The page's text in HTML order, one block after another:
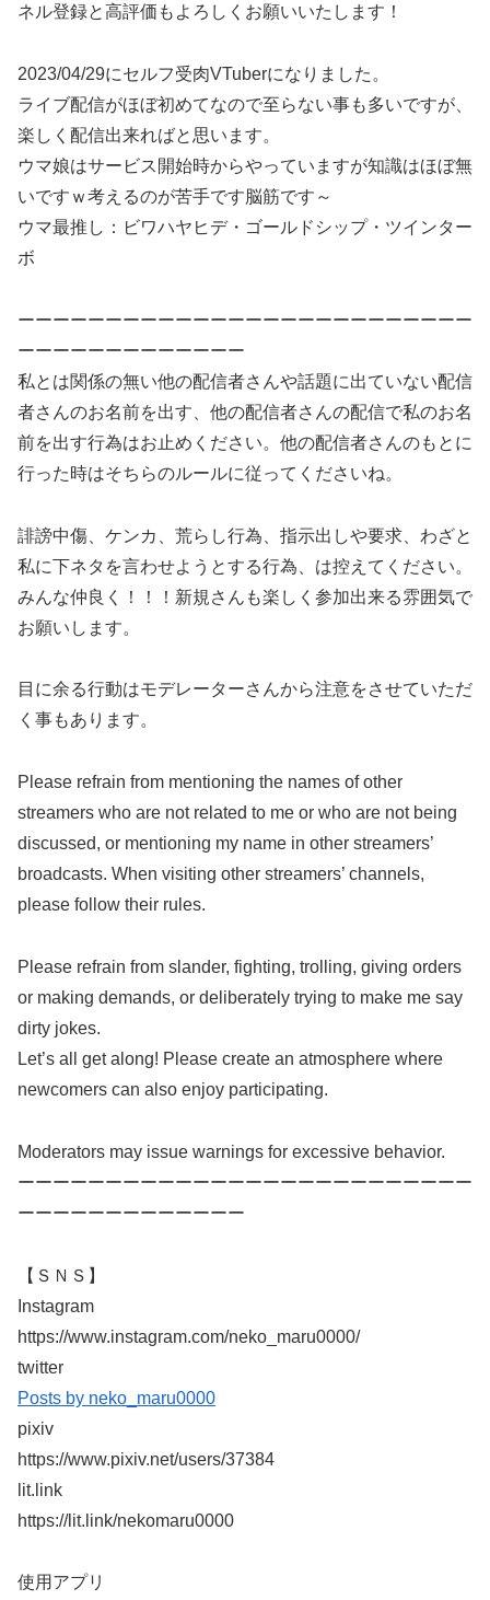
ネル登録と高評価もよろしくお願いいたします！
2023/04/29にセルフ受肉VTuberになりました。
ライブ配信がほぼ初めてなので至らない事も多いですが、
楽しく配信出来ればと思います。
ウマ娘はサービス開始時からやっていますが知識はほぼ無
いですｗ考えるのが苦手です脳筋です～
ウマ最推し：ビワハヤヒデ・ゴールドシップ・ツインター
ボ
ーーーーーーーーーーーーーーーーーーーーーーーーーー
ーーーーーーーーーーーーー
私とは関係の無い他の配信者さんや話題に出ていない配信
者さんのお名前を出す、他の配信者さんの配信で私のお名
前を出す行為はお止めください。他の配信者さんのもとに
行った時はそちらのルールに従ってくださいね。
誹謗中傷、ケンカ、荒らし行為、指示出しや要求、わざと
私に下ネタを言わせようとする行為、は控えてください。
みんな仲良く！！！新規さんも楽しく参加出来る雰囲気で
お願いします。
目に余る行動はモデレーターさんから注意をさせていただ
く事もあります。
Please refrain from mentioning the names of other
streamers who are not related to me or who are not being
discussed, or mentioning my name in other streamers’
broadcasts. When visiting other streamers’ channels,
please follow their rules.
Please refrain from slander, fighting, trolling, giving orders
or making demands, or deliberately trying to make me say
dirty jokes.
Let’s all get along! Please create an atmosphere where
newcomers can also enjoy participating.
Moderators may issue warnings for excessive behavior.
ーーーーーーーーーーーーーーーーーーーーーーーーーー
ーーーーーーーーーーーーー
【ＳＮＳ】
Instagram
https://www.instagram.com/neko_maru0000/
twitter
Posts by neko_maru0000
pixiv
https://www.pixiv.net/users/37384
lit.link
https://lit.link/nekomaru0000
使用アプリ